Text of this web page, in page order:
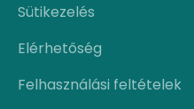
Sütikezelés
Elérhetőség
Felhasználási feltételek